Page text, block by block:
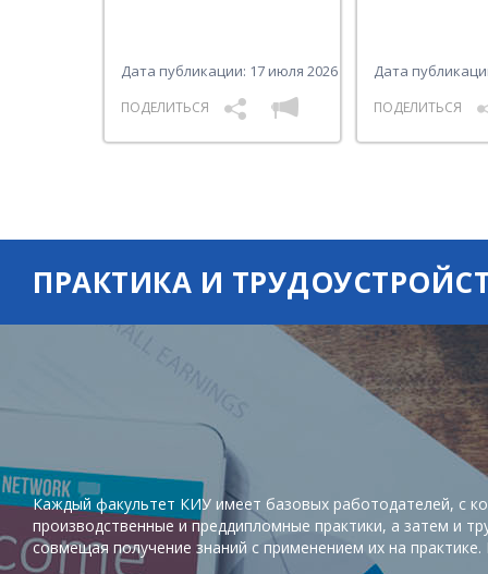
Дата публикации: 17 июля 2026
ПОДЕЛИТЬСЯ
Дата
ПОДЕЛИТЬСЯ
ПРАКТИКА И
Каждый факультет КИУ имеет базовых работодателей, с
производственные и преддипломные практики, а затем и
совмещая получение знаний с применением их на